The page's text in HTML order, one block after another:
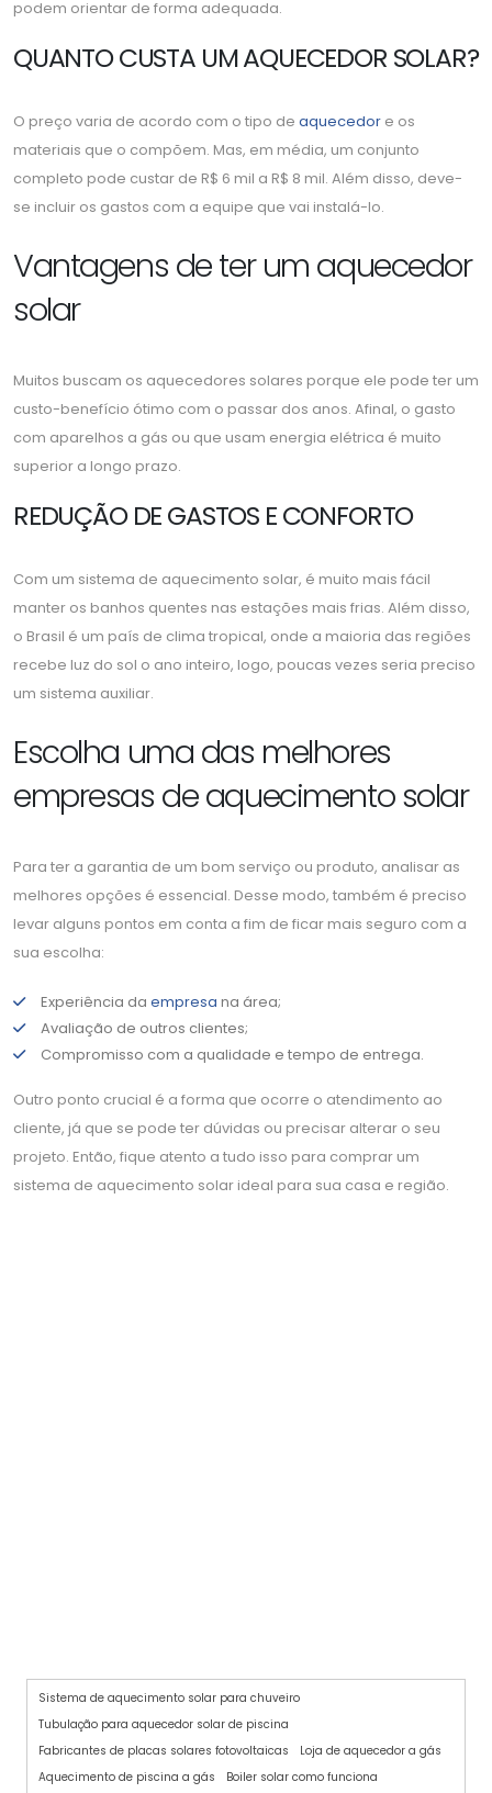
podem orientar de forma adequada.
QUANTO CUSTA UM AQUECEDOR SOLAR?
O preço varia de acordo com o tipo de aquecedor e os
materiais que o compõem. Mas, em média, um conjunto
completo pode custar de R$ 6 mil a R$ 8 mil. Além disso, deve-
se incluir os gastos com a equipe que vai instalá-lo.
Vantagens de ter um aquecedor
solar
Muitos buscam os aquecedores solares porque ele pode ter um
custo-benefício ótimo com o passar dos anos. Afinal, o gasto
com aparelhos a gás ou que usam energia elétrica é muito
superior a longo prazo.
REDUÇÃO DE GASTOS E CONFORTO
Com um sistema de aquecimento solar, é muito mais fácil
manter os banhos quentes nas estações mais frias. Além disso,
o Brasil é um país de clima tropical, onde a maioria das regiões
recebe luz do sol o ano inteiro, logo, poucas vezes seria preciso
um sistema auxiliar.
Escolha uma das melhores
empresas de aquecimento solar
Para ter a garantia de um bom serviço ou produto, analisar as
melhores opções é essencial. Desse modo, também é preciso
levar alguns pontos em conta a fim de ficar mais seguro com a
sua escolha:
Experiência da empresa na área;
Avaliação de outros clientes;
Compromisso com a qualidade e tempo de entrega.
Outro ponto crucial é a forma que ocorre o atendimento ao
cliente, já que se pode ter dúvidas ou precisar alterar o seu
projeto. Então, fique atento a tudo isso para comprar um
sistema de aquecimento solar ideal para sua casa e região.
Sistema de aquecimento solar para chuveiro
Tubulação para aquecedor solar de piscina
Fabricantes de placas solares fotovoltaicas
Loja de aquecedor a gás
Aquecimento de piscina a gás
Boiler solar como funciona